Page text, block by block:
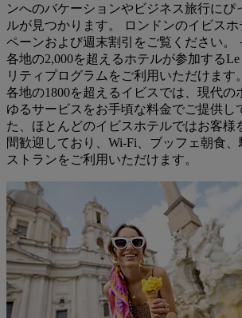
ンへのバケーションやビジネス旅行にぴ
ルが見つかります。 ロンドンのイビス
ペーンおよび週末割引をご覧ください。
各地の2,000を超えるホテルが参加するLe
リティプログラムをご利用いただけます
各地の1800を超えるイビスでは、現代の
ゆるサービスをお手頃な料金でご提供し
た、ほとんどのイビスホテルではお客様
間歓迎しており、Wi-Fi、ブッフェ朝食
ストランをご利用いただけます。